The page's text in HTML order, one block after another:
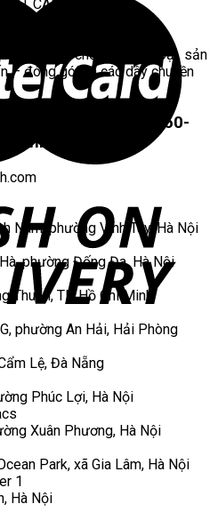
CANopen
100 × 350 × 305 mm
luyện kim, chế biến kim loại, sản
– đóng gói và các dây chuyền
AC810-I20-T3-0060-
chính hãng
Nam, phường Vĩnh Tuy, Hà Nội
phường Đống Đa, Hà Nội
Thuận, TP Hồ Chí Minh.
phường An Hải, Hải Phòng
Lệ, Đà Nẵng
Phúc Lợi, Hà Nội
Xuân Phương, Hà Nội
Park, xã Gia Lâm, Hà Nội
1
Hà Nội